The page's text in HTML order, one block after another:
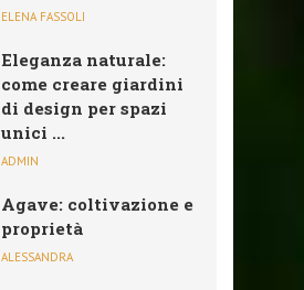
ELENA FASSOLI
Eleganza naturale:
come creare giardini
di design per spazi
unici ...
ADMIN
Agave: coltivazione e
proprietà
ALESSANDRA